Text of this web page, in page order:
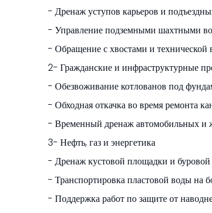
- Дренаж уступов карьеров и
- Управление подземными шахтными
- Обращение с хвостами и технической
2- Гражданские и инфраструктурные
- Обезвоживание котлованов под
- Обходная откачка во время ремонта
- Временный дренаж автомобильных и
3- Нефть, газ и энергетика
- Дренаж кустовой площадки и
- Транспортировка пластовой воды на
- Поддержка работ по защите от